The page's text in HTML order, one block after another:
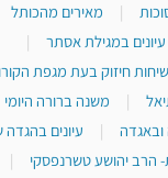
| מאירים מהכותל
במגילת אסתר
|
חיזוק בעת מגפת
| משנה ברורה היומי
ובאגדה
| עיונים
הרב יהושע טשרנפסקי |